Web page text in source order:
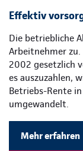
Effektiv
Die betriebliche
Arbeitnehmer zu.
2002 gesetzlich
es auszuzahlen,
Betriebs-Rente
umgewandelt.
Mehr erfahren